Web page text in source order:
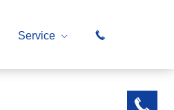
Service